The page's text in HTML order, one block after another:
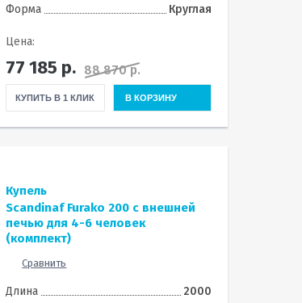
Форма
Круглая
Цена:
77 185 р. 88 870 р.
КУПИТЬ В 1 КЛИК В КОРЗИНУ
Купель
Scandinaf Furako 200 с внешней
печью для 4-6 человек
(комплект)
Сравнить
Длина
2000